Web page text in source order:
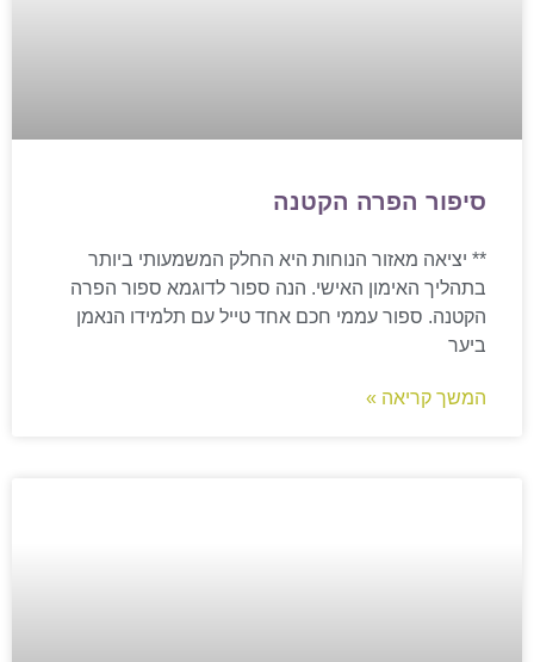
סיפור הפרה הקטנה
** יציאה מאזור הנוחות היא החלק המשמעותי ביותר
בתהליך האימון האישי. הנה ספור לדוגמא ספור הפרה
הקטנה. ספור עממי חכם אחד טייל עם תלמידו הנאמן
ביער
המשך קריאה »